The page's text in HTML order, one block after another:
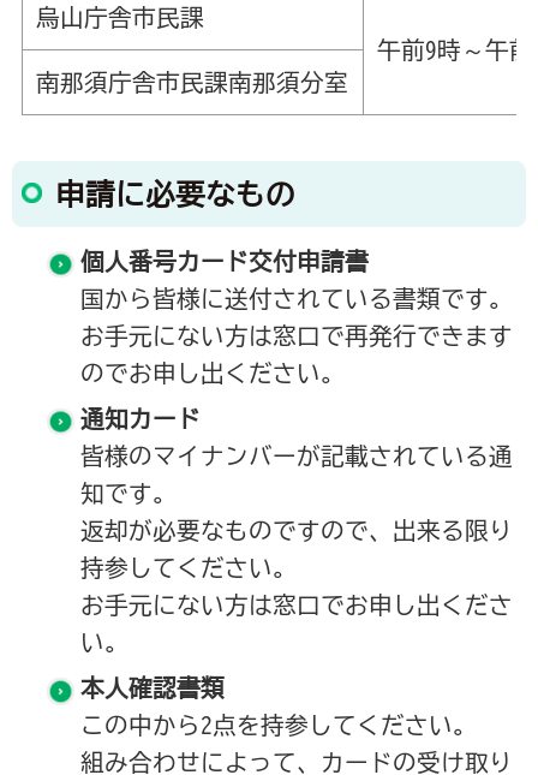
烏山庁舎市民課
午前9時～午
南那須庁舎市民課南那須分室
申請に必要なもの
個人番号カード交付申請書
国から皆様に送付されている書類です。
お手元にない方は窓口で再発行できます
のでお申し出ください。
通知カード
皆様のマイナンバーが記載されている通
知です。
返却が必要なものですので、出来る限り
持参してください。
お手元にない方は窓口でお申し出くださ
い。
本人確認書類
この中から2点を持参してください。
組み合わせによって、カードの受け取り